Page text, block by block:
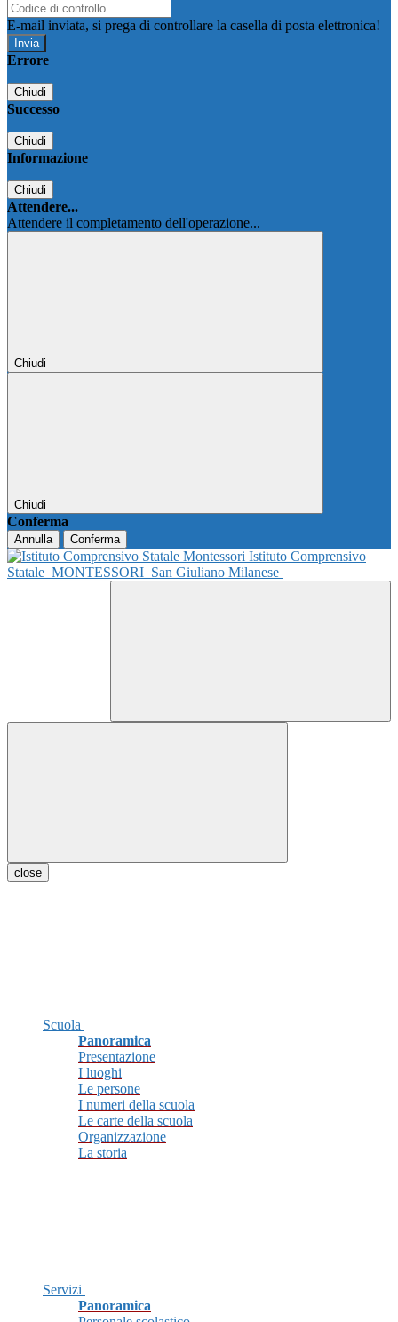
E-mail inviata, si prega di controllare la casella di posta elettronica!
Errore
Chiudi
Successo
Chiudi
Informazione
Chiudi
Attendere...
Attendere il completamento dell'operazione...
Chiudi
Chiudi
Conferma
Annulla Conferma
Istituto Comprensivo
Statale MONTESSORI San Giuliano Milanese
close
Scuola
Panoramica
Presentazione
I luoghi
Le persone
I numeri della scuola
Le carte della scuola
Organizzazione
La storia
Servizi
Panoramica